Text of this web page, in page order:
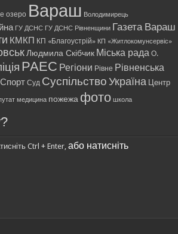
озеро Вараш Володимирець
ГУ ДСНС ГУ ДСНС Рівненщини Газета Вараш
КМКП КП «Благоустрій» КП «Житлокомунсервіс»
Людмила Скібчик Міська рада О.
РАЕС Регіони Рівне Рівненська
Спорт Суд Суспільство Україна Центр
медицина пожежа фото школа
Ctrl + Enter, або натисніть